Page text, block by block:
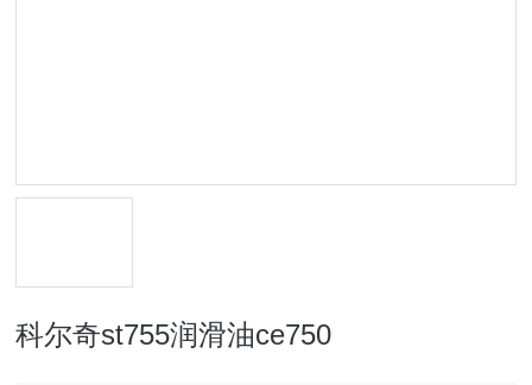
科尔奇st755润滑油ce750